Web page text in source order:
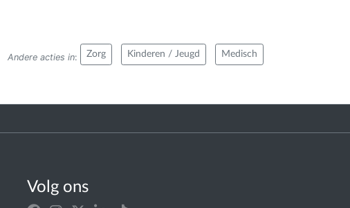
Andere acties in: Zorg Kinderen / Jeugd Medisch
Volg ons